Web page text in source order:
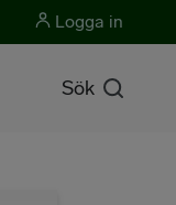
Logga in
Sök